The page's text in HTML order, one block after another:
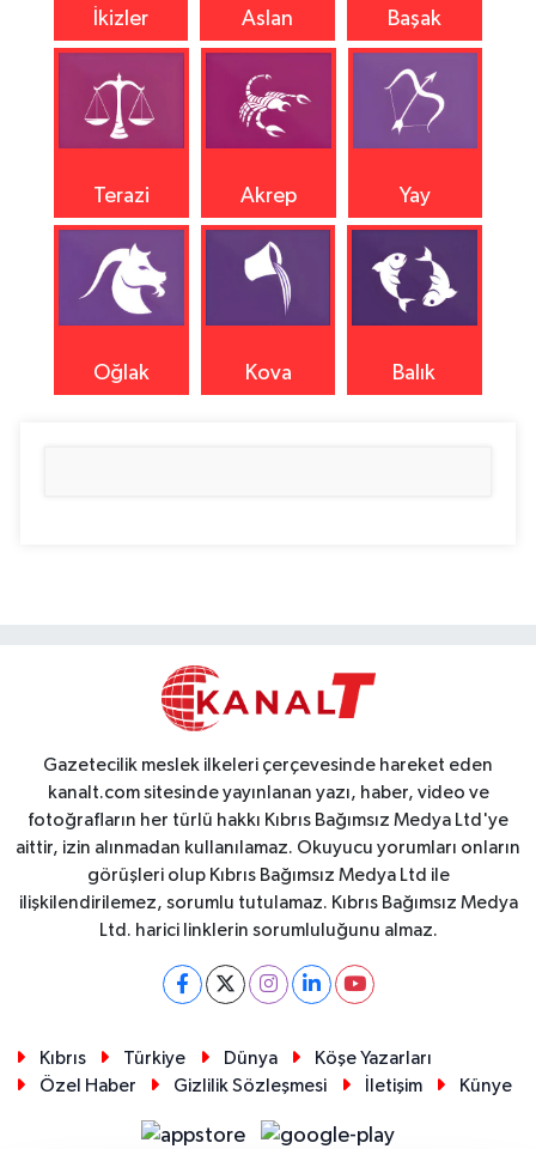
İkizler Aslan Başak
Terazi Akrep Yay
Oğlak Kova Balık
Gazetecilik meslek ilkeleri çerçevesinde hareket eden
kanalt.com sitesinde yayınlanan yazı, haber, video ve
fotoğrafların her türlü hakkı Kıbrıs Bağımsız Medya Ltd'ye
aittir, izin alınmadan kullanılamaz. Okuyucu yorumları onların
görüşleri olup Kıbrıs Bağımsız Medya Ltd ile
ilişkilendirilemez, sorumlu tutulamaz. Kıbrıs Bağımsız Medya
Ltd. harici linklerin sorumluluğunu almaz.
Kıbrıs Türkiye Dünya
Köşe Yazarları
Özel Haber
Gizlilik Sözleşmesi İletişim Künye